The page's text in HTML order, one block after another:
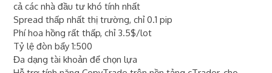
cả các nhà đầu tư khó tính nhất
Spread thấp nhất thị trường, chỉ 0.1 pip
Phí hoa hồng rất thấp, chỉ 3.5$/lot
Tỷ lệ đòn bẩy 1:500
Đa dạng tài khoản để chọn lựa